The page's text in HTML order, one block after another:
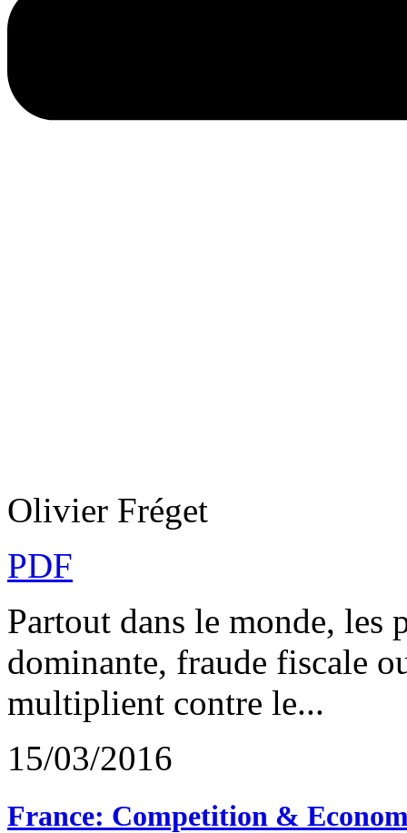
Olivier Fréget
PDF
Partout dans le monde, les
dominante, fraude fiscale
multiplient contre le...
15/03/2016
France: Competition &